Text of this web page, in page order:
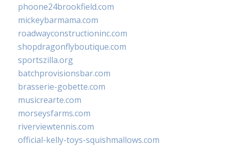
phoone24brookfield.com
mickeybarmama.com
roadwayconstructioninc.com
shopdragonflyboutique.com
sportszilla.org
batchprovisionsbar.com
brasserie-gobette.com
musicrearte.com
morseysfarms.com
riverviewtennis.com
official-kelly-toys-squishmallows.com